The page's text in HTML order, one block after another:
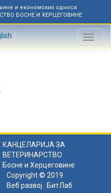
и економских односа
БОСНЕ И ХЕРЦЕГОВИНЕ
Toggle
КАНЦЕЛАРИЈА ЗА
ВЕТЕРИНАРСТВО
Босне и Херцеговине
Copyright © 2019
Веб развој : БитЛаб